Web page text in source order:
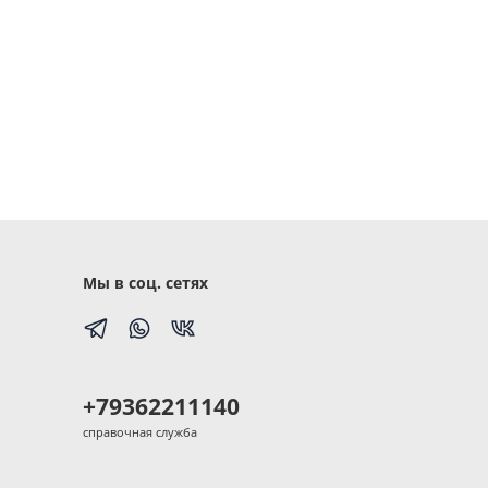
Мы в соц. сетях
+79362211140
справочная служба